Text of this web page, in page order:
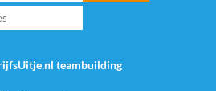
teambuilding